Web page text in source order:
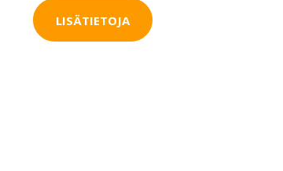
LISÄTIETOJA